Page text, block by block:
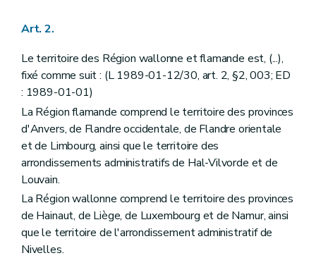
Section 2 Du fonctionnement
Sous-section 1ère
Dispositions communes
Art. 32
Art. 33
Art. 34
Art. 35
Art. 36
Art. 37
Art. 37bis
Art. 39
Art. 40
Art. 41
Art. 42
Art. 2.
Le territoire des Région wallonne et flamande est, (...),
fixé comme suit : (L 1989-01-12/30, art. 2, §2, 003; ED
: 1989-01-01)
La Région flamande comprend le territoire des provinces
d'Anvers, de Flandre occidentale, de Flandre orientale
et de Limbourg, ainsi que le territoire des
arrondissements administratifs de Hal-Vilvorde et de
Louvain.
La Région wallonne comprend le territoire des provinces
de Hainaut, de Liège, de Luxembourg et de Namur, ainsi
que le territoire de l'arrondissement administratif de
Nivelles.